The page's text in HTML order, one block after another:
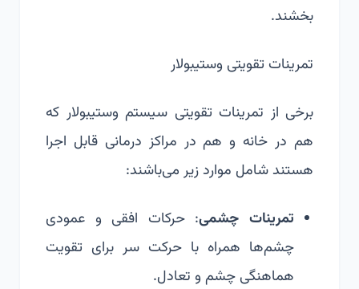
بخشند.
تمرینات تقویتی وستیبولار
برخی از تمرینات تقویتی سیستم وستیبولار که
هم در خانه و هم در مراکز درمانی قابل اجرا
هستند شامل موارد زیر می‌باشند:
تمرینات چشمی: حرکات افقی و عمودی
چشم‌ها همراه با حرکت سر برای تقویت
هماهنگی چشم و تعادل.